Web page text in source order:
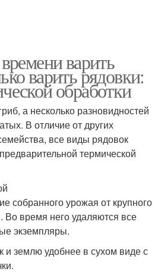
варить
варить рядовки:
обработки
а несколько разновидностей
В отличие от других
все виды рядовок
термической
собранного урожая от крупного
Во время него удаляются все
экземпляры.
и землю удобнее в сухом виде с